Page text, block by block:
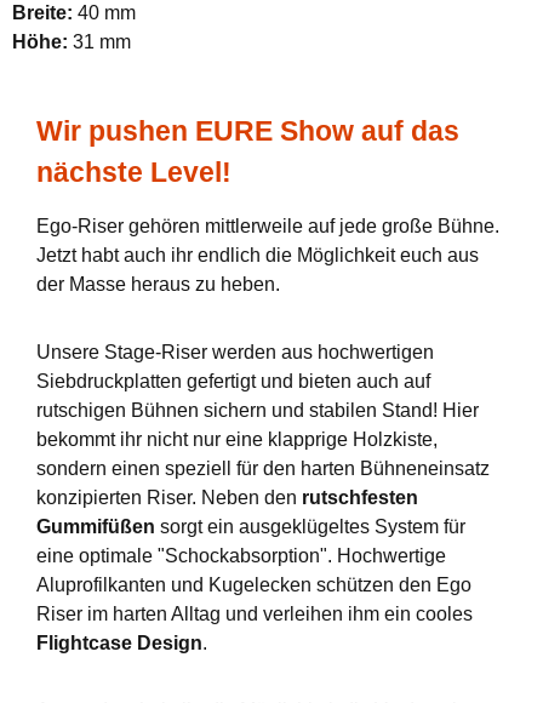
Breite: 40 mm
Höhe: 31 mm
Wir pushen EURE Show auf das
nächste Level!
Ego-Riser gehören mittlerweile auf jede große Bühne.
Jetzt habt auch ihr endlich die Möglichkeit euch aus
der Masse heraus zu heben.
Unsere Stage-Riser werden aus hochwertigen
Siebdruckplatten gefertigt und bieten auch auf
rutschigen Bühnen sichern und stabilen Stand! Hier
bekommt ihr nicht nur eine klapprige Holzkiste,
sondern einen speziell für den harten Bühneneinsatz
konzipierten Riser. Neben den rutschfesten
Gummifüßen sorgt ein ausgeklügeltes System für
eine optimale "Schockabsorption". Hochwertige
Aluprofilkanten und Kugelecken schützen den Ego
Riser im harten Alltag und verleihen ihm ein cooles
Flightcase Design.